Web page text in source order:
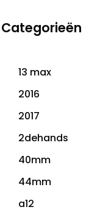
Categorieën
13 max
2016
2017
2dehands
40mm
44mm
a12